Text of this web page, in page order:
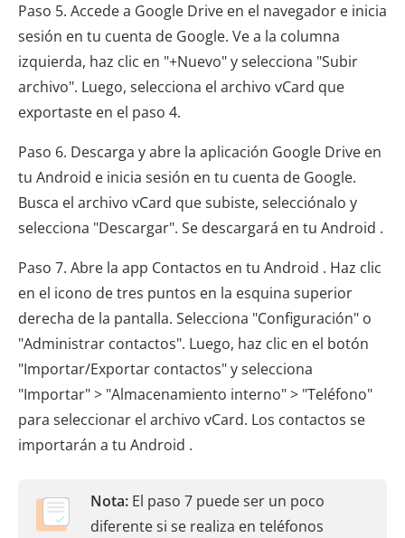
Paso 5. Accede a Google Drive en el navegador e inicia
sesión en tu cuenta de Google. Ve a la columna
izquierda, haz clic en "+Nuevo" y selecciona "Subir
archivo". Luego, selecciona el archivo vCard que
exportaste en el paso 4.
Paso 6. Descarga y abre la aplicación Google Drive en
tu Android e inicia sesión en tu cuenta de Google.
Busca el archivo vCard que subiste, selecciónalo y
selecciona "Descargar". Se descargará en tu Android .
Paso 7. Abre la app Contactos en tu Android . Haz clic
en el icono de tres puntos en la esquina superior
derecha de la pantalla. Selecciona "Configuración" o
"Administrar contactos". Luego, haz clic en el botón
"Importar/Exportar contactos" y selecciona
"Importar" > "Almacenamiento interno" > "Teléfono"
para seleccionar el archivo vCard. Los contactos se
importarán a tu Android .
Nota: El paso 7 puede ser un poco
diferente si se realiza en teléfonos